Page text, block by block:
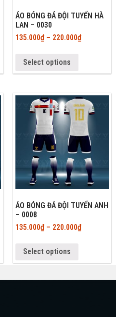
ÁO BÓNG ĐÁ ĐỘI TUYỂN HÀ
LAN – 0030
135.000₫– 220.000₫
Select options
ÁO BÓNG ĐÁ ĐỘI TUYỂN ANH
– 0008
135.000₫– 220.000₫
Select options